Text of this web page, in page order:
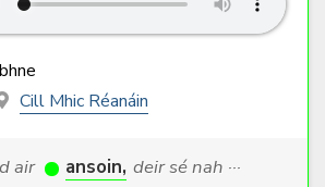
Cill Mhic Réanáin
air ansoin, deir sé nah ···